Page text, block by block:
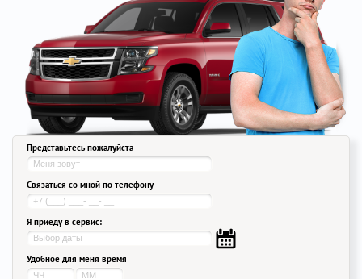
Представьтесь пожалуйста
Связаться со мной по телефону
Я приеду в сервис:
Удобное для меня время